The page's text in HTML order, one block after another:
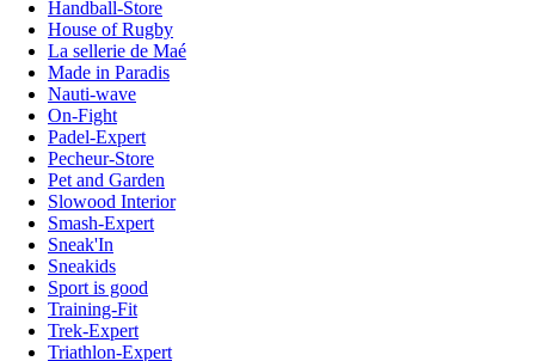
Handball-Store
House of Rugby
La sellerie de Maé
Made in Paradis
Nauti-wave
On-Fight
Padel-Expert
Pecheur-Store
Pet and Garden
Slowood Interior
Smash-Expert
Sneak'In
Sneakids
Sport is good
Training-Fit
Trek-Expert
Triathlon-Expert